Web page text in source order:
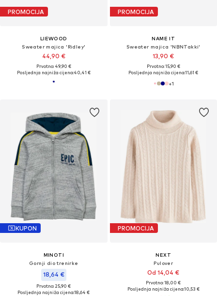
PROMOCIJA
LIEWOOD
Sweater majica 'Ridley'
44,90 €
Prvotno: 49,90 €
Posljednja najniža cijena:40,41 €
PROMOCIJA
NAME IT
Sweater majica 'NBNTakki'
13,90 €
Prvotno: 15,90 €
Posljednja najniža cijena:11,61 €
+1
KUPON
MINOTI
Gornji dio trenirke
18,64 €
Prvotno: 25,90 €
Posljednja najniža cijena:18,64 €
PROMOCIJA
NEXT
Pulover
Od 14,04 €
Prvotno: 18,00 €
Posljednja najniža cijena:10,53 €